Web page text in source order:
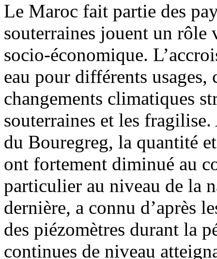
Le Maroc fait partie des
souterraines jouent un
socio-économique.
eau pour différents usages,
changements climatiques
souterraines et les
du Bouregreg, la quantité
ont fortement diminué au
particulier au niveau de la
dernière, a connu d’après
des piézomètres durant la
continues de niveau